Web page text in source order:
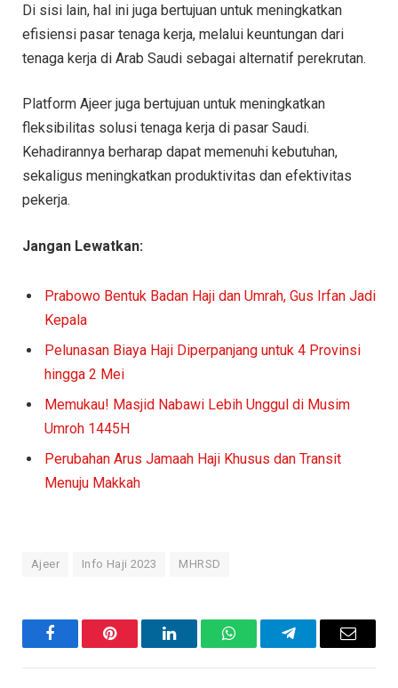
Di sisi lain, hal ini juga bertujuan untuk meningkatkan
efisiensi pasar tenaga kerja, melalui keuntungan dari
tenaga kerja di Arab Saudi sebagai alternatif perekrutan.
Platform Ajeer juga bertujuan untuk meningkatkan
fleksibilitas solusi tenaga kerja di pasar Saudi.
Kehadirannya berharap dapat memenuhi kebutuhan,
sekaligus meningkatkan produktivitas dan efektivitas
pekerja.
Jangan Lewatkan:
Prabowo Bentuk Badan Haji dan Umrah, Gus Irfan Jadi
Kepala
Pelunasan Biaya Haji Diperpanjang untuk 4 Provinsi
hingga 2 Mei
Memukau! Masjid Nabawi Lebih Unggul di Musim
Umroh 1445H
Perubahan Arus Jamaah Haji Khusus dan Transit
Menuju Makkah
Ajeer Info Haji 2023 MHRSD
FacebookPinterest LinkedInWhatsAppTelegramEmail